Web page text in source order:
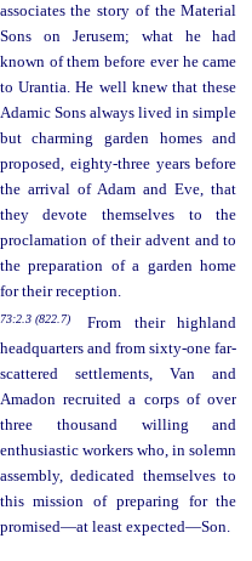
associates the story of the Material
Sons on Jerusem; what he had
known of them before ever he came
to Urantia. He well knew that these
Adamic Sons always lived in simple
but charming garden homes and
proposed, eighty-three years before
the arrival of Adam and Eve, that
they devote themselves to the
proclamation of their advent and to
the preparation of a garden home
for their reception.
73:2.3 (822.7)
From their highland
headquarters and from sixty-one far-
scattered settlements, Van and
Amadon recruited a corps of over
three thousand willing and
enthusiastic workers who, in solemn
assembly, dedicated themselves to
this mission of preparing for the
promised—at least expected—Son.